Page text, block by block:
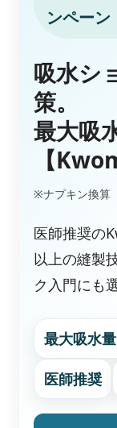
ンペーン
吸水シ
策。
最大吸
【
※ナプキン換算
医師推奨の
以上の縫製
ク入門にも
最大吸水
医師推奨